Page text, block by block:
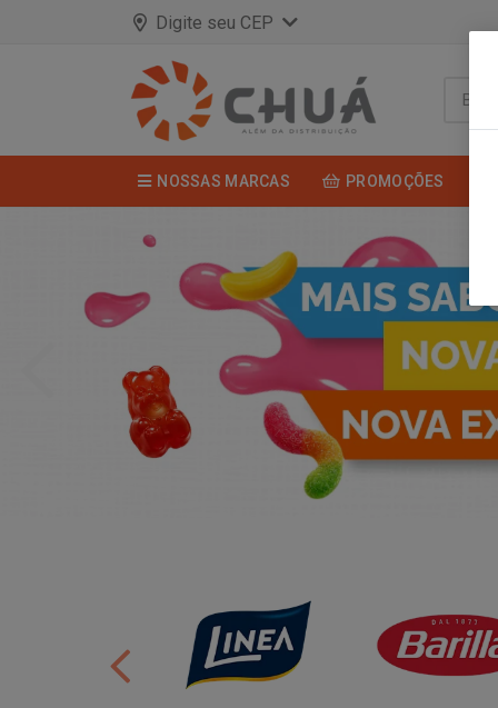
Digite seu CEP
NOSSAS MARCAS PROMOÇÕES